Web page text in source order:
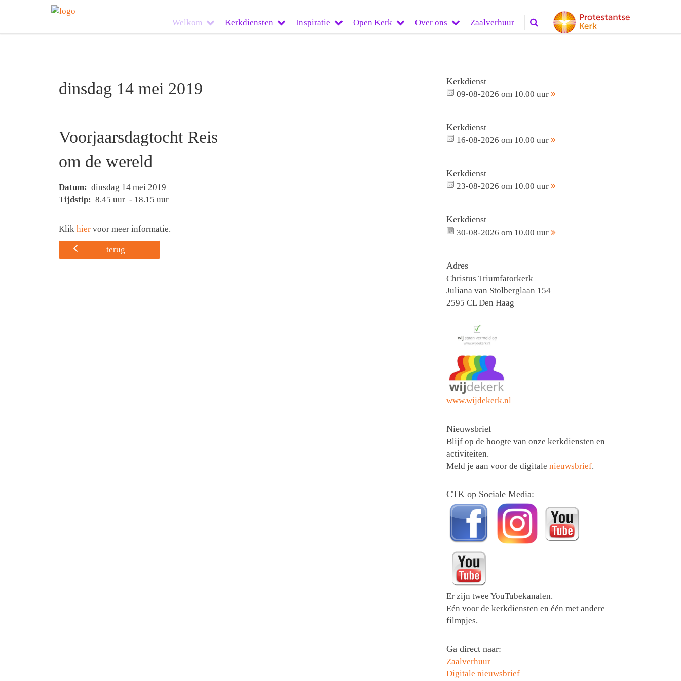
Welkom Kerkdiensten Inspiratie Open Kerk Over ons Zaalverhuur
dinsdag 14 mei 2019
Voorjaarsdagtocht Reis
om de wereld
Datum: dinsdag 14 mei 2019
Tijdstip: 8.45 uur - 18.15 uur
Klik hier voor meer informatie.
terug
Kerkdienst
09-08-2026 om 10.00 uur
Kerkdienst
16-08-2026 om 10.00 uur
Kerkdienst
23-08-2026 om 10.00 uur
Kerkdienst
30-08-2026 om 10.00 uur
Adres
Christus Triumfatorkerk
Juliana van Stolberglaan 154
2595 CL Den Haag
www.wijdekerk.nl
Nieuwsbrief
Blijf op de hoogte van onze kerkdiensten en
activiteiten.
Meld je aan voor de digitalenieuwsbrief.
CTK op Sociale Media:
Er zijn twee YouTubekanalen.
Eén voor de kerkdiensten en één met andere
filmpjes.
Ga direct naar:
Zaalverhuur
Digitale nieuwsbrief